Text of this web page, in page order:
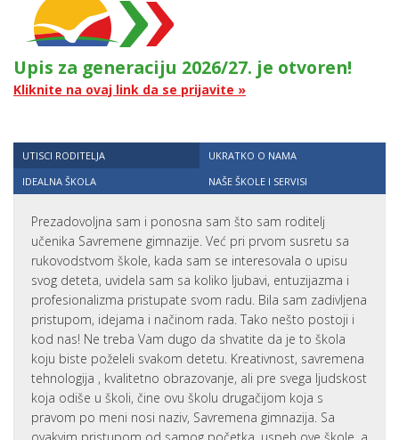
Upis za generaciju 2026/27. je otvoren!
Kliknite na ovaj link da se prijavite »
UTISCI RODITELJA
UKRATKO O NAMA
IDEALNA ŠKOLA
NAŠE ŠKOLE I SERVISI
Prezadovoljna sam i ponosna sam što sam roditelj
učenika Savremene gimnazije. Već pri prvom susretu sa
rukovodstvom škole, kada sam se interesovala o upisu
svog deteta, uvidela sam sa koliko ljubavi, entuzijazma i
profesionalizma pristupate svom radu. Bila sam zadivljena
pristupom, idejama i načinom rada. Tako nešto postoji i
kod nas! Ne treba Vam dugo da shvatite da je to škola
koju biste poželeli svakom detetu. Kreativnost, savremena
tehnologija , kvalitetno obrazovanje, ali pre svega ljudskost
koja odiše u školi, čine ovu školu drugačijom koja s
pravom po meni nosi naziv, Savremena gimnazija. Sa
ovakvim pristupom od samog početka, uspeh ove škole, a